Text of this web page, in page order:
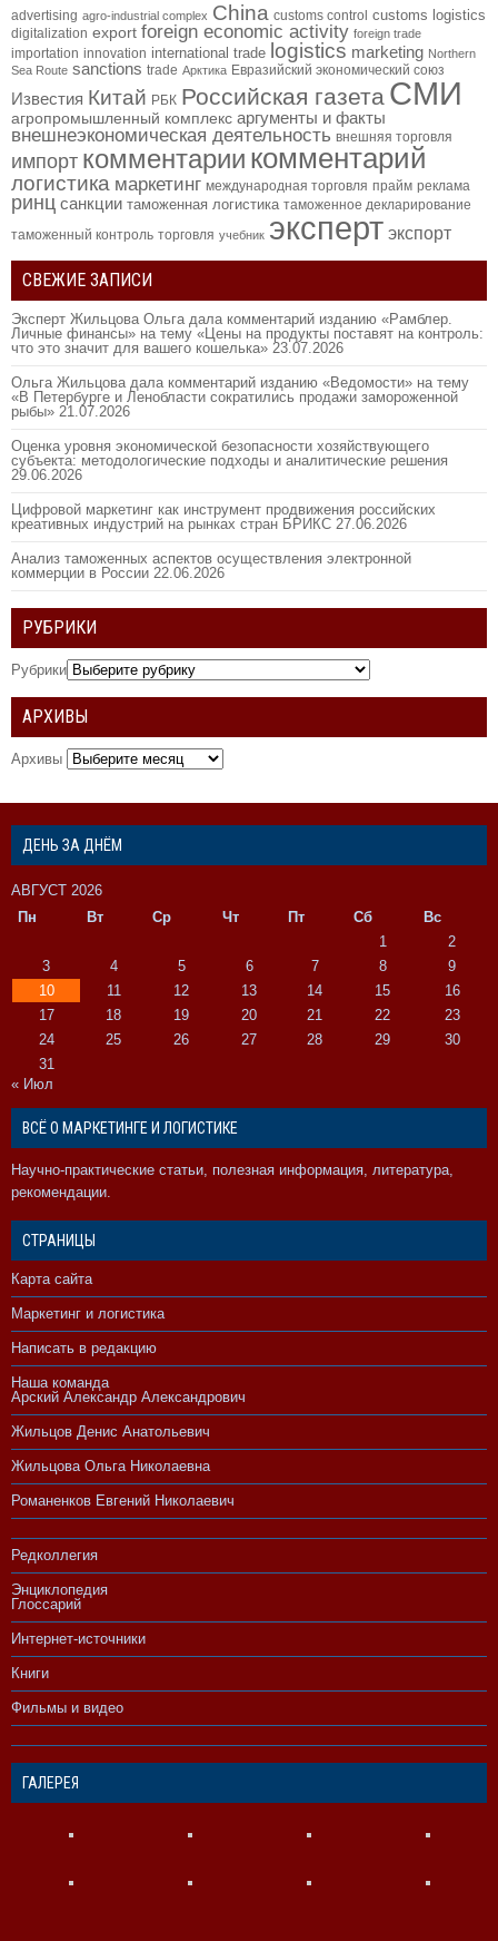
advertising agro-industrial complex China customs control customs logistics
digitalization export foreign economic activity foreign trade
importation innovation international trade logistics marketing Northern
Sea Route sanctions trade Арктика Евразийский экономический союз
Известия Китай РБК Российская газета СМИ
агропромышленный комплекс аргументы и факты
внешнеэкономическая деятельность внешняя торговля
импорт комментарии комментарий
логистика маркетинг международная торговля прайм реклама
ринц санкции таможенная логистика таможенное декларирование
таможенный контроль торговля учебник эксперт экспорт
СВЕЖИЕ ЗАПИСИ
Эксперт Жильцова Ольга дала комментарий изданию «Рамблер.
Личные финансы» на тему «Цены на продукты поставят на контроль:
что это значит для вашего кошелька» 23.07.2026
Ольга Жильцова дала комментарий изданию «Ведомости» на тему
«В Петербурге и Ленобласти сократились продажи замороженной
рыбы» 21.07.2026
Оценка уровня экономической безопасности хозяйствующего
субъекта: методологические подходы и аналитические решения
29.06.2026
Цифровой маркетинг как инструмент продвижения российских
креативных индустрий на рынках стран БРИКС 27.06.2026
Анализ таможенных аспектов осуществления электронной
коммерции в России 22.06.2026
РУБРИКИ
Рубрики
АРХИВЫ
Архивы
ДЕНЬ ЗА ДНЁМ
АВГУСТ 2026
Пн
Вт Ср Чт Пт Сб
Вс
1
2
3
4 5 6 7 8
9
10
11 12 13 14 15
16
17
18 19 20 21 22
23
24
25 26 27 28 29
30
31
« Июл
ВСЁ О МАРКЕТИНГЕ И ЛОГИСТИКЕ
Научно-практические статьи, полезная информация, литература,
рекомендации.
СТРАНИЦЫ
Карта сайта
Маркетинг и логистика
Написать в редакцию
Наша команда
Арский Александр Александрович
Жильцов Денис Анатольевич
Жильцова Ольга Николаевна
Романенков Евгений Николаевич
Редколлегия
Энциклопедия
Глоссарий
Интернет-источники
Книги
Фильмы и видео
ГАЛЕРЕЯ